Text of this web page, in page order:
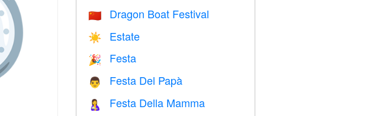
🇨🇳 Dragon Boat Festival
☀️ Estate
🎉 Festa
👨 Festa Del Papà
🤱 Festa Della Mamma